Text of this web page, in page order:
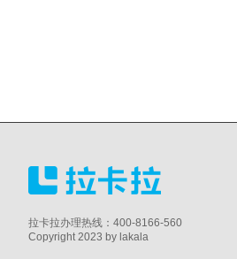
拉卡拉办理热线：400-8166-560
Copyright 2023 by lakala